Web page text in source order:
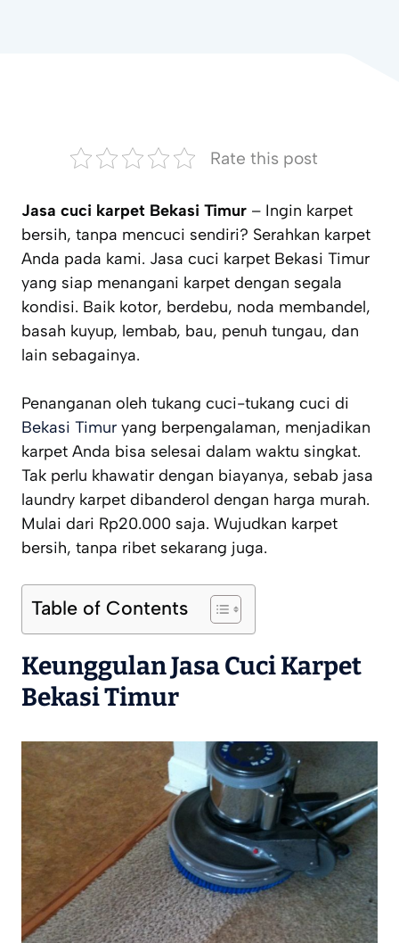
Rate this post
Jasa cuci karpet Bekasi Timur – Ingin karpet
bersih, tanpa mencuci sendiri? Serahkan karpet
Anda pada kami. Jasa cuci karpet Bekasi Timur
yang siap menangani karpet dengan segala
kondisi. Baik kotor, berdebu, noda membandel,
basah kuyup, lembab, bau, penuh tungau, dan
lain sebagainya.
Penanganan oleh tukang cuci-tukang cuci di
Bekasi Timur yang berpengalaman, menjadikan
karpet Anda bisa selesai dalam waktu singkat.
Tak perlu khawatir dengan biayanya, sebab jasa
laundry karpet dibanderol dengan harga murah.
Mulai dari Rp20.000 saja. Wujudkan karpet
bersih, tanpa ribet sekarang juga.
Table of Contents
Keunggulan Jasa Cuci Karpet
Bekasi Timur